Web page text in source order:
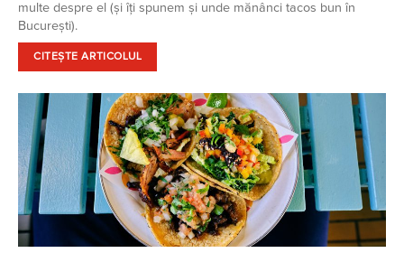
multe despre el (și îți spunem și unde mănânci tacos bun în
București).
CITEȘTE ARTICOLUL